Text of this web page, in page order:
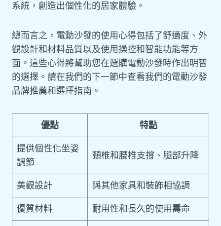
系統，創造出個性化的居家體驗。
總而言之，電動沙發的使用心得包括了舒適度、外
觀設計和材料品質以及使用操控和智能功能等方
面。這些心得將幫助您在選購電動沙發時作出明智
的選擇。請在我們的下一節中查看我們的電動沙發
品牌推薦和選擇指南。
優點 特點
提供個性化坐姿
調節
頸椎和腰椎支撐、腿部升降
美觀設計 與其他家具和裝飾相協調
優質材料 耐用性和長久的使用壽命